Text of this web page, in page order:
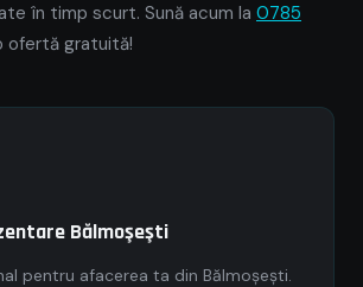
în timp scurt. Sună acum la 0785
ofertă gratuită!
Bălmoşeşti
pentru afacerea ta din Bălmoşeşti.